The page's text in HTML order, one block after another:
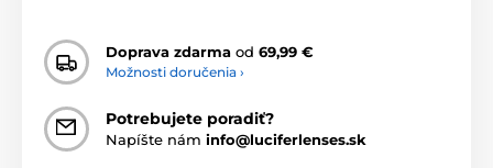
Doprava zdarma od 69,99 €
Možnosti doručenia ›
Potrebujete poradiť?
Napíšte nám info@luciferlenses.sk